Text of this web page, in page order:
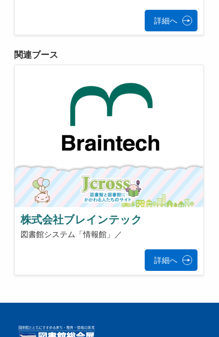
詳細へ
関連ブース
株式会社ブレインテック
図書館システム「情報館」／
詳細へ